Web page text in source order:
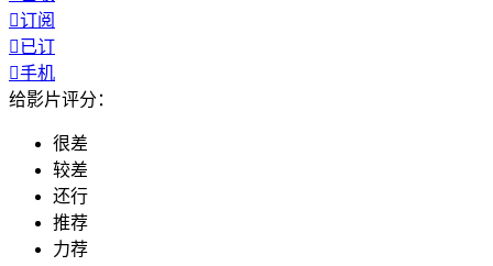
订阅
已订
手机
给影片评分：
很差
较差
还行
推荐
力荐